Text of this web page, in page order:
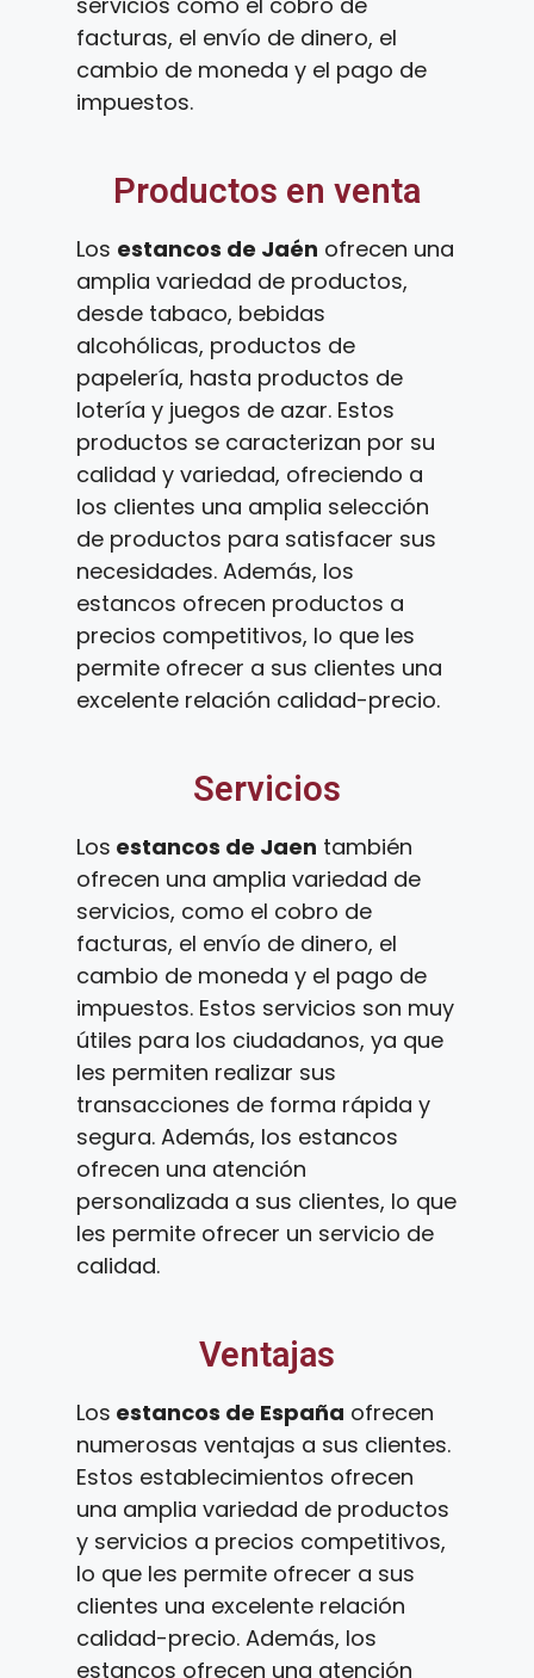
facturas, el envío de dinero, el
cambio de moneda y el pago de
impuestos.
Productos en venta
Los estancos de Jaén ofrecen una
amplia variedad de productos,
desde tabaco, bebidas
alcohólicas, productos de
papelería, hasta productos de
lotería y juegos de azar. Estos
productos se caracterizan por su
calidad y variedad, ofreciendo a
los clientes una amplia selección
de productos para satisfacer sus
necesidades. Además, los
estancos ofrecen productos a
precios competitivos, lo que les
permite ofrecer a sus clientes una
excelente relación calidad-precio.
Servicios
Los estancos de Jaen también
ofrecen una amplia variedad de
servicios, como el cobro de
facturas, el envío de dinero, el
cambio de moneda y el pago de
impuestos. Estos servicios son muy
útiles para los ciudadanos, ya que
les permiten realizar sus
transacciones de forma rápida y
segura. Además, los estancos
ofrecen una atención
personalizada a sus clientes, lo que
les permite ofrecer un servicio de
calidad.
Ventajas
Los estancos de España ofrecen
numerosas ventajas a sus clientes.
Estos establecimientos ofrecen
una amplia variedad de productos
y servicios a precios competitivos,
lo que les permite ofrecer a sus
clientes una excelente relación
calidad-precio. Además, los
estancos ofrecen una atención